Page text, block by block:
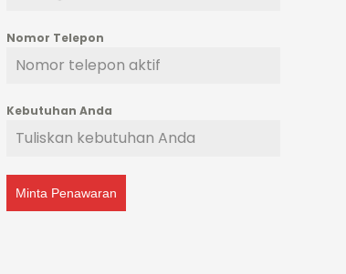
Nomor Telepon
Kebutuhan Anda
Minta Penawaran